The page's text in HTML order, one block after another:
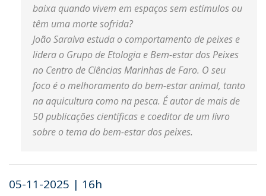
baixa quando vivem em espaços sem estímulos ou
têm uma morte sofrida?
João Saraiva estuda o comportamento de peixes e
lidera o Grupo de Etologia e Bem-estar dos Peixes
no Centro de Ciências Marinhas de Faro. O seu
foco é o melhoramento do bem-estar animal, tanto
na aquicultura como na pesca. É autor de mais de
50 publicações científicas e coeditor de um livro
sobre o tema do bem-estar dos peixes.
05-11-2025 | 16h